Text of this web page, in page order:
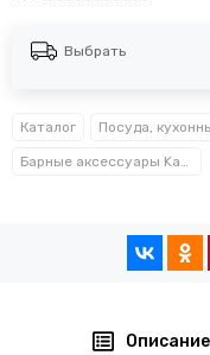
Выбрать
Каталог
Барные аксессуары Kamille™
Описание